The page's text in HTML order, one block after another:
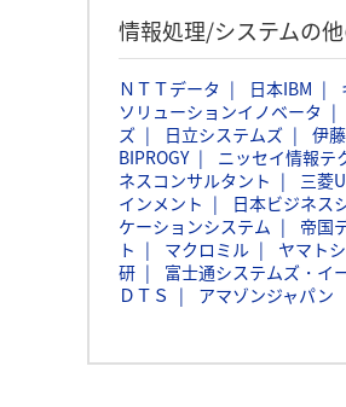
情報処理/システムの
ＮＴＴデータ 日本IBM
ソリューションイノベータ
ズ
日立システムズ 伊
BIPROGY
ニッセイ情報テ
ネスコンサルタント
三菱
インメント
日本ビジネス
ケーションシステム
帝国
ト
マクロミル ヤマト
研
富士通システムズ・イ
ＤＴＳ
アマゾンジャパン